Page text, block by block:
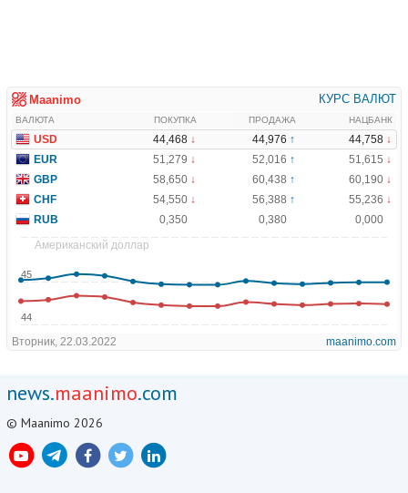
news.maanimo.com
© Maanimo 2026